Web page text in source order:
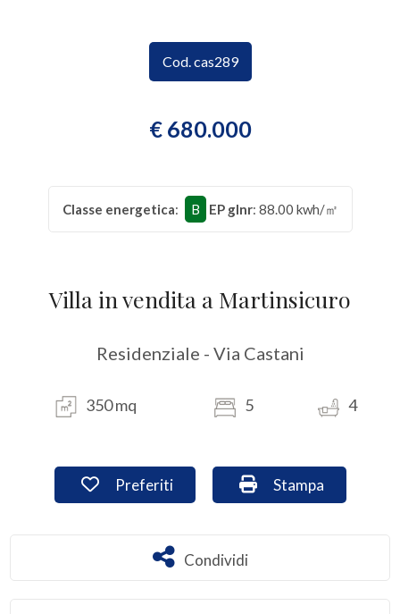
Cod. cas289
€ 680.000
Classe energetica: B EP glnr: 88.00 kwh/㎡
Villa in vendita a Martinsicuro
Residenziale - Via Castani
350 mq 5 4
Preferiti: Cod. cas289
Preferiti Stampa: Cod.
Stampa
Condividi
Condividi
multiscelta
Residenziali
Industriali